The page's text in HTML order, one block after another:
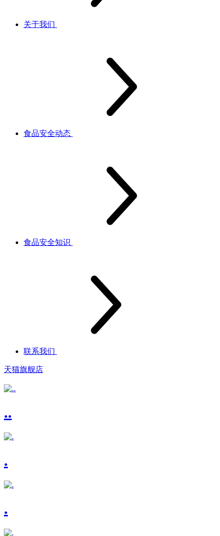
关于我们
食品安全动态
食品安全知识
联系我们
天猫旗舰店
..
.
.